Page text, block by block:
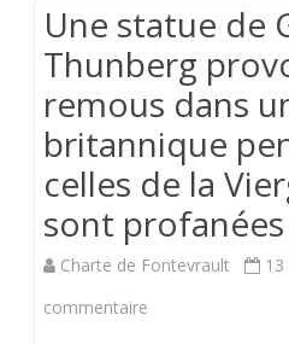
britannique
.
Une statue de
Thunberg
remous dans
britannique
celles de la
sont profanées
Charte de Fontevrault 13
commentaire